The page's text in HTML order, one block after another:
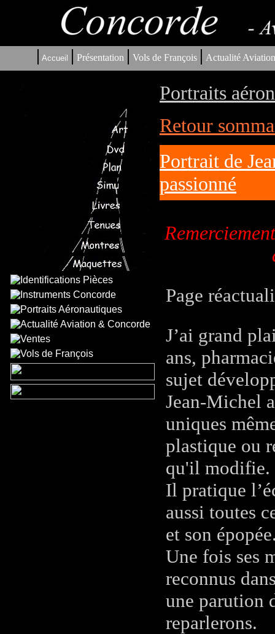
| Accueil | Présentation | Vols de François | Actualité
Portraits
Retour
Portrait de
passionné
Page
J’ai grand
ans,
sujet
Jean-Michel
uniques
plastique ou
qu'il modifie.
Il pratique
aussi toutes
et son
Une fois ses
reconnus
une parution
reparlerons.